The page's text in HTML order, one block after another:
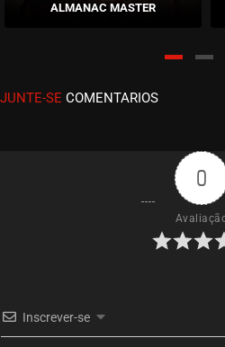
ASSISTIDO
EPISÓDIO 94
novembro 17, 2024
EPISÓDIO 93
EPISÓDIO 92
ALMANAC MASTER
JUNTE-SE COMENTARIOS
0
Inscrever-se